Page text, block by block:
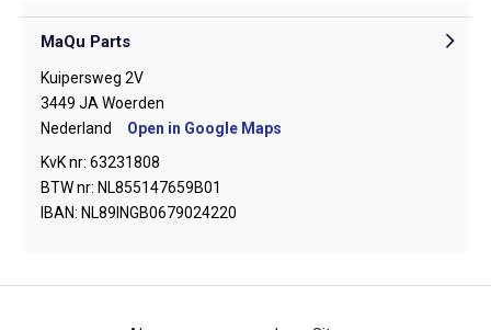
MaQu Parts
Kuipersweg 2V
3449 JA Woerden
Nederland
Open in Google Maps
KvK nr: 63231808
BTW nr: NL855147659B01
IBAN: NL89INGB0679024220